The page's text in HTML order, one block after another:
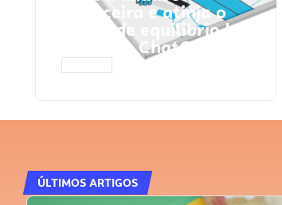
financeira e atinja o
ponto de equilíbrio |
Prompts ChatGPT
ÚLTIMOS ARTIGOS